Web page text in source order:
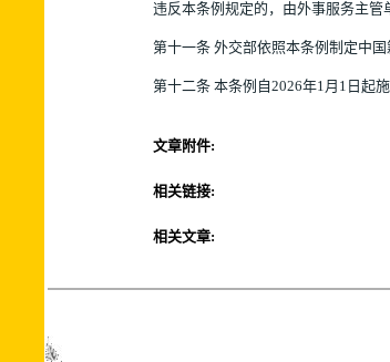
违反本条例规定的，由外事服务主管
第十一条 外交部依照本条例制定中国
第十二条 本条例自2026年1月1日起施
文章附件:
相关链接:
相关文章: